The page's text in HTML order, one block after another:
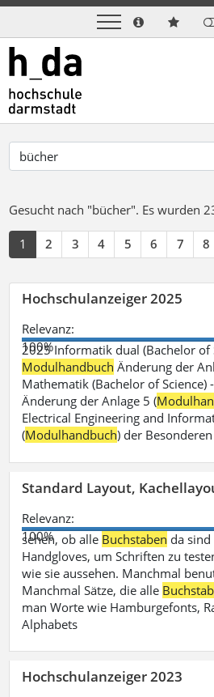
Gesucht nach "bücher". Es wurden
1 2 3 4 5 6 7 8
Hochschulanzeiger 2025
Relevanz:
100%
2025 Informatik dual (Bachelor of
Modulhandbuch Änderung der
Mathematik (Bachelor of Science) -
Änderung der Anlage 5 (
Electrical Engineering and
(Modulhandbuch) der
Standard Layout,
Relevanz:
100%
sehen, ob alle Buchstaben da
Handgloves, um Schriften zu
wie sie aussehen. Manchmal
Manchmal Sätze, die alle
man Worte wie Hamburgefonts,
Alphabets
Hochschulanzeiger 2023